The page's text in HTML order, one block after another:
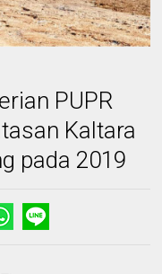
PUPR
Kaltara
pada 2019